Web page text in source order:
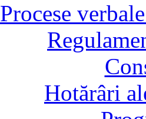
Procese
Hotărâri